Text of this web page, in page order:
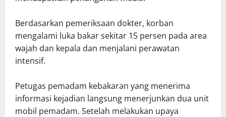
Berdasarkan pemeriksaan dokter, korban
mengalami luka bakar sekitar 15 persen pada area
wajah dan kepala dan menjalani perawatan
intensif.
Petugas pemadam kebakaran yang menerima
informasi kejadian langsung menerjunkan dua unit
mobil pemadam. Setelah melakukan upaya